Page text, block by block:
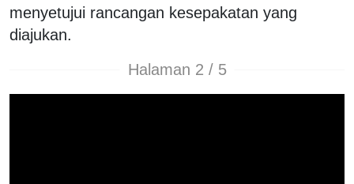
menyetujui rancangan kesepakatan yang
diajukan.
Halaman 2 / 5